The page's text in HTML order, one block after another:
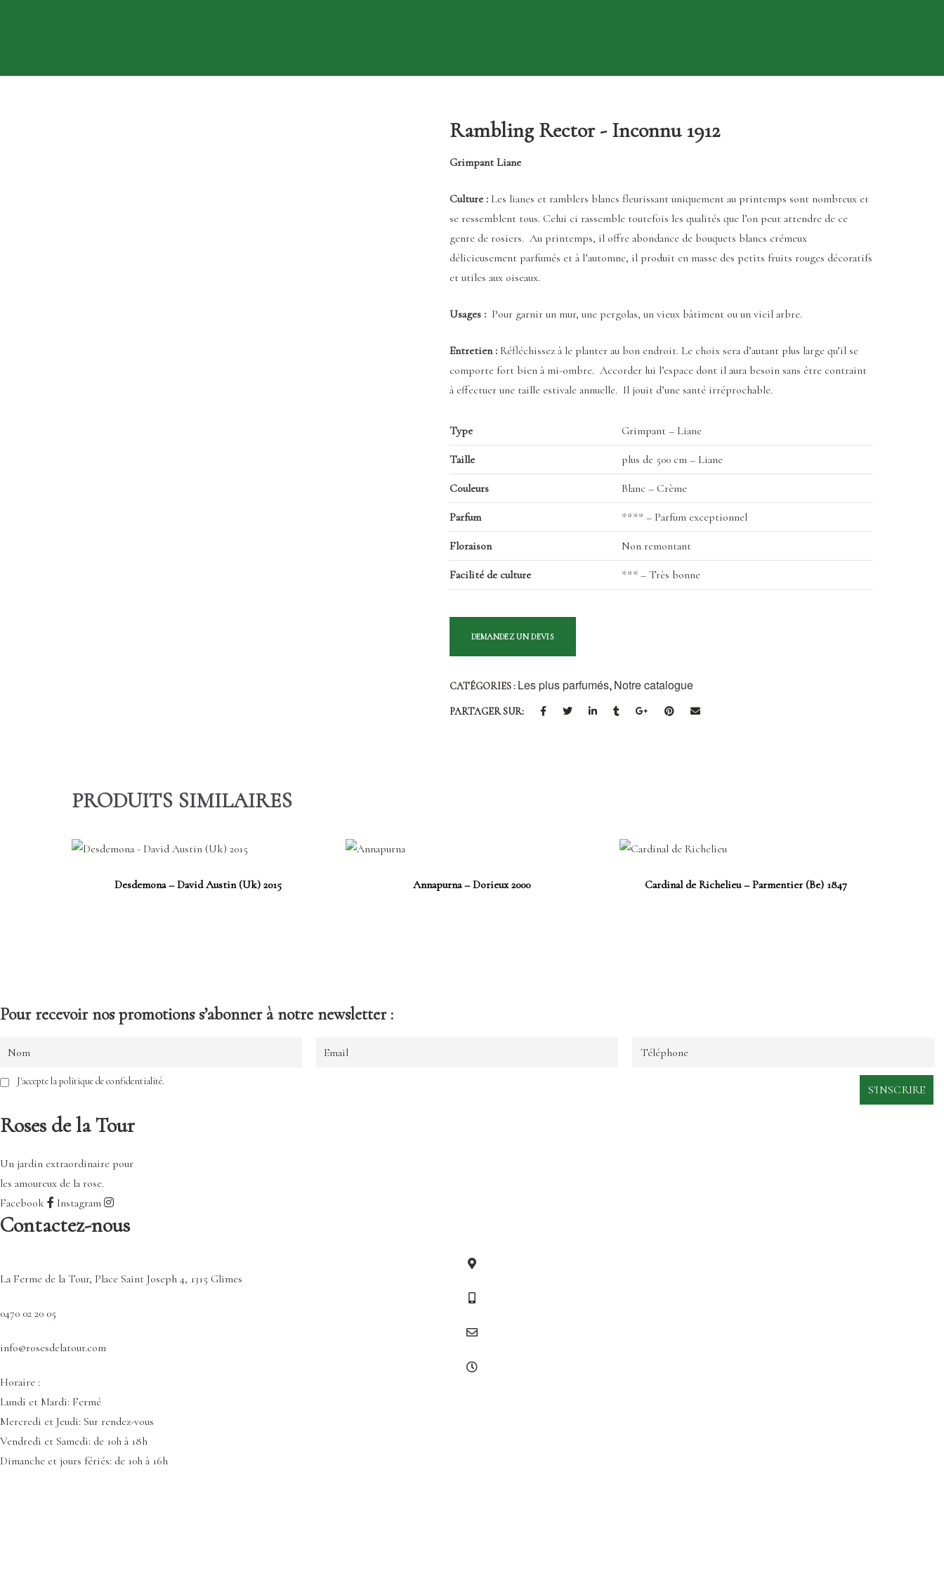
Rambling Rector - Inconnu 1912
Grimpant Liane
Culture :Les lianes et ramblers blancs fleurissant uniquement au printemps sont nombreux et
se ressemblent tous. Celui ci rassemble toutefois les qualités que l’on peut attendre de ce
genre de rosiers. Au printemps, il offre abondance de bouquets blancs crémeux
délicieusement parfumés et à l’automne, il produit en masse des petits fruits rouges décoratifs
et utiles aux oiseaux.
Usages :Pour garnir un mur, une pergolas, un vieux bâtiment ou un vieil arbre.
Entretien :Réfléchissez à le planter au bon endroit. Le choix sera d’autant plus large qu’il se
comporte fort bien à mi-ombre. Accorder lui l’espace dont il aura besoin sans être contraint
à effectuer une taille estivale annuelle. Il jouit d’une santé irréprochable.
Type Grimpant – Liane
Taille plus de 500 cm – Liane
Couleurs Blanc – Crème
Parfum **** – Parfum exceptionnel
Floraison Non remontant
Facilité de culture *** – Très bonne
CATÉGORIES : Les plus parfumés, Notre catalogue
PARTAGER SUR:
PRODUITS SIMILAIRES
Desdemona – David Austin (Uk) 2015 Annapurna – Dorieux 2000 Cardinal de Richelieu – Parmentier (Be) 1847
Pour recevoir nos promotions s’abonner à notre newsletter :
J'accepte la politique de confidentialité.
Roses de la Tour
Un jardin extraordinaire pour
les amoureux de la rose.
Facebook
Instagram
Contactez-nous
La Ferme de la Tour, Place Saint Joseph 4, 1315 Glimes
0470 02 20 05
info@rosesdelatour.com
Horaire :
Lundi et Mardi: Fermé
Mercredi et Jeudi: Sur rendez-vous
Vendredi et Samedi: de 10h à 18h
Dimanche et jours fériés: de 10h à 16h